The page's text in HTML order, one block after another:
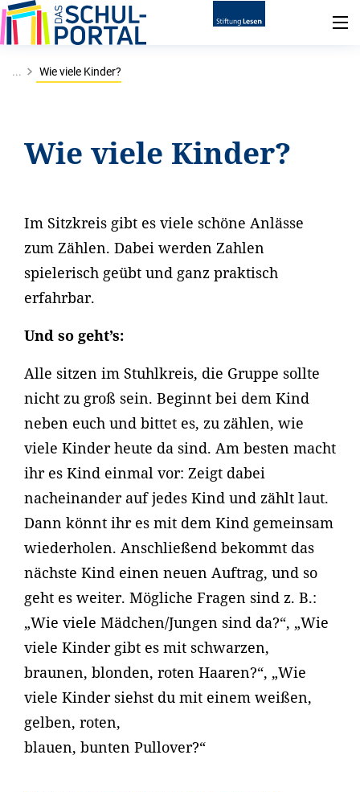
... Wie viele Kinder?
Wie viele Kinder?
Im Sitzkreis gibt es viele schöne Anlässe
zum Zählen. Dabei werden Zahlen
spielerisch geübt und ganz praktisch
erfahrbar.
Und so geht’s:
Alle sitzen im Stuhlkreis, die Gruppe sollte
nicht zu groß sein. Beginnt bei dem Kind
neben euch und bittet es, zu zählen, wie
viele Kinder heute da sind. Am besten macht
ihr es Kind einmal vor: Zeigt dabei
nacheinander auf jedes Kind und zählt laut.
Dann könnt ihr es mit dem Kind gemeinsam
wiederholen. Anschließend bekommt das
nächste Kind einen neuen Auftrag, und so
geht es weiter. Mögliche Fragen sind z. B.:
„Wie viele Mädchen/Jungen sind da?“, „Wie
viele Kinder gibt es mit schwarzen,
braunen, blonden, roten Haaren?“, „Wie
viele Kinder siehst du mit einem weißen,
gelben, roten,
blauen, bunten Pullover?“